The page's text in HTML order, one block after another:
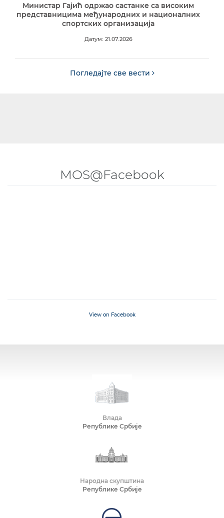
Министар Гајић одржао састанке са високим
представницима међународних и националних
спортских организација
Датум: 21.07.2026
Погледајте све вести
MOS@Facebook
View on Facebook
Влада
Републике Србије
Народна скупштина
Републике Србије